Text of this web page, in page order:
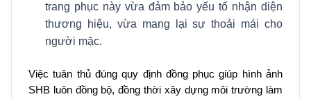
trang phục này vừa đảm bảo yếu tố nhận diện
thương hiệu, vừa mang lại sự thoải mái cho
người mặc.
Việc tuân thủ đúng quy định đồng phục giúp hình ảnh
SHB luôn đồng bộ, đồng thời xây dựng môi trường làm